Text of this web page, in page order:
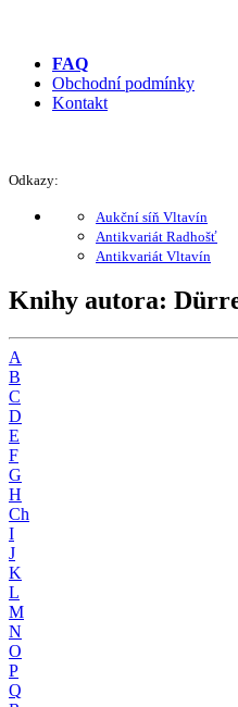
FAQ
Obchodní podmínky
Kontakt
Odkazy:
Aukční síň Vltavín
Antikvariát Radhošť
Antikvariát Vltavín
Knihy autora:
A
B
C
D
E
F
G
H
Ch
I
J
K
L
M
N
O
P
Q